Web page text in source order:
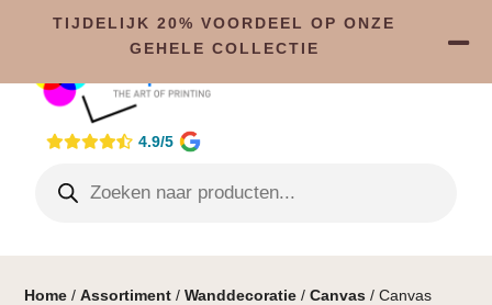
4.9/5
Home /Assortiment /Wanddecoratie /Canvas / Canvas
TIJDELIJK 20% VOORDEEL OP ONZE
GEHELE COLLECTIE